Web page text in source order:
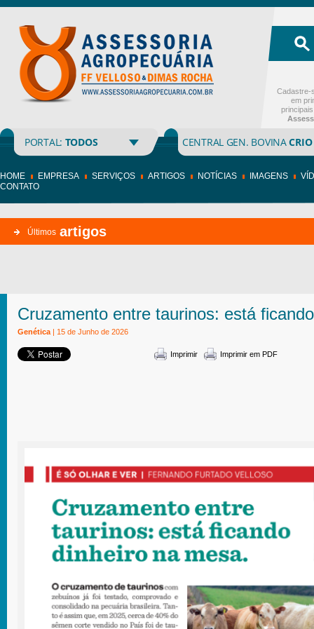
PORTAL: TODOS CENTRAL GEN. BOVINACRIO
Cadastre-
em
HOME EMPRESA SERVIÇOS ARTIGOS NOTÍCIAS IMAGENS
CONTATO
Últimos artigos
Cruzamento entre taurinos: está
Genética | 15 de Junho de 2026
Imprimir Imprimir em PDF